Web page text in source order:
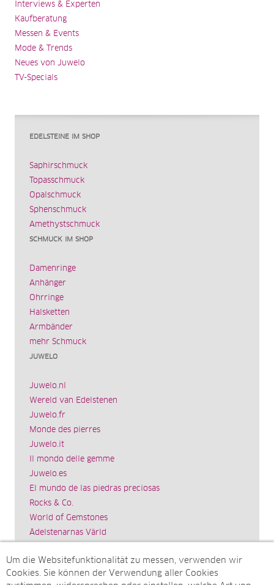
Interviews & Experten
Kaufberatung
Messen & Events
Mode & Trends
Neues von Juwelo
TV-Specials
EDELSTEINE IM SHOP
Saphirschmuck
Topasschmuck
Opalschmuck
Sphenschmuck
Amethystschmuck
SCHMUCK IM SHOP
Damenringe
Anhänger
Ohrringe
Halsketten
Armbänder
mehr Schmuck
JUWELO
Juwelo.nl
Wereld van Edelstenen
Juwelo.fr
Monde des pierres
Juwelo.it
Il mondo delle gemme
Juwelo.es
El mundo de las piedras preciosas
Rocks & Co.
World of Gemstones
Ädelstenarnas Värld
Impressum
SITEMAP
Um die Websitefunktionalität zu messen, verwenden wir
Cookies. Sie können der Verwendung aller Cookies